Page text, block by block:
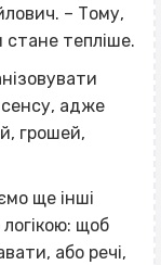
– Тому,
тепліше.
сенсу, адже
грошей,
ще інші
щоб
або речі,